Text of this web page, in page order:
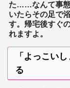
た……なんて事態
いたらその足で
す。帰宅後すぐ
れますよ。
「よっこい
る